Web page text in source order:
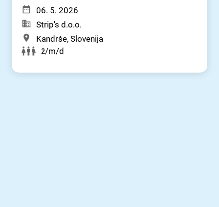
06. 5. 2026
Strip's d.o.o.
Kandrše, Slovenija
ž/m/d